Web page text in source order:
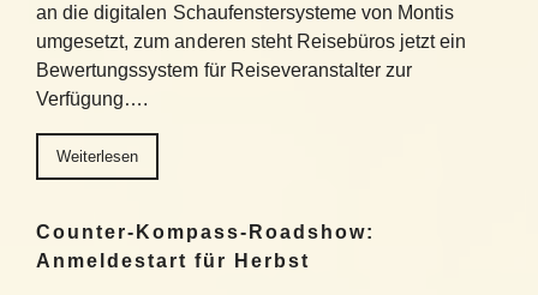
an die digitalen Schaufenstersysteme von Montis
umgesetzt, zum anderen steht Reisebüros jetzt ein
Bewertungssystem für Reiseveranstalter zur
Verfügung….
Weiterlesen
Counter-Kompass-Roadshow:
Anmeldestart für Herbst